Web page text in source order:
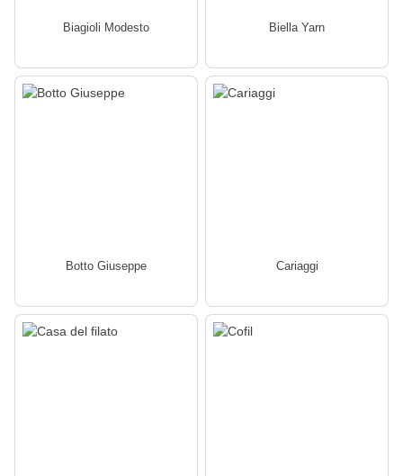
Biagioli Modesto Biella Yarn
Botto Giuseppe Cariaggi